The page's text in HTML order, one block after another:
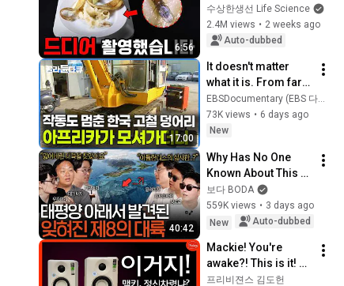
6:56
Is Where Fruit Flies
Come From
수상한생선 Life Science
2.4M views • 2 weeks ago
Auto-dubbed
17:00
It doesn't matter
what it is. From farm
equipment
discarded by Korea
to tractors,
EBSDocumentary (EBS 다큐)
73K views • 6 days ago
New
40:42
Why Has No One
Known About This
Massive Continent
Until Now? | Seeing
Science EP.209
보다 BODA
559K views • 3 days ago
New
Auto-dubbed
Mackie! You're
awake?! This is it!
CR3.5BT, 4.5 Limited
프리비젼스 김도헌